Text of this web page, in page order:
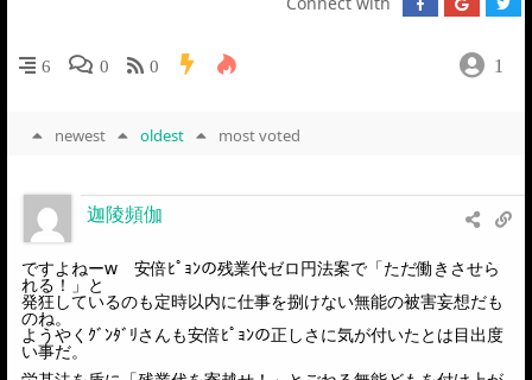
6 0 0 1
newest oldest most voted
迦陵頻伽
ですよねーw 安倍ﾋﾟｮﾝの残業代ゼロ円法案で「ただ働きさせら
れる！」と
発狂しているのも定時以内に仕事を捌けない無能の被害妄想だも
のね。
ようやくｸﾞﾝﾀﾞﾘさんも安倍ﾋﾟｮﾝの正しさに気が付いたとは目出度
い事だ。